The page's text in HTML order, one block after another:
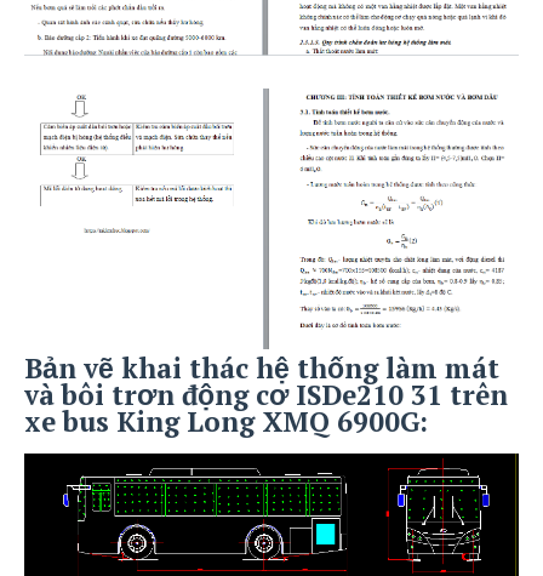
Bản vẽ khai thác hệ thống làm mát
và bôi trơn động cơ ISDe210 31 trên
xe bus King Long XMQ 6900G: